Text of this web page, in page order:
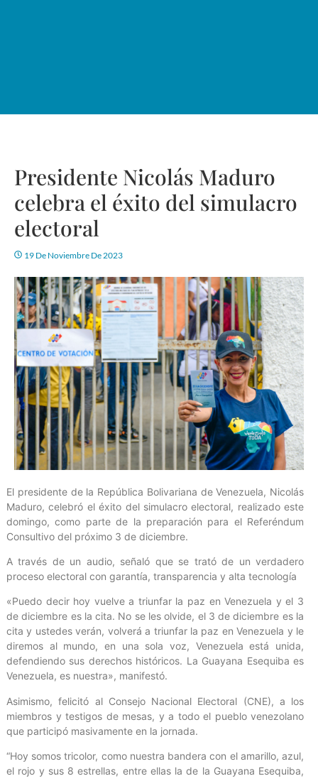
Presidente Nicolás Maduro
celebra el éxito del simulacro
electoral
19 De Noviembre De 2023
El presidente de la República Bolivariana de Venezuela, Nicolás
Maduro, celebró el éxito del simulacro electoral, realizado este
domingo, como parte de la preparación para el Referéndum
Consultivo del próximo 3 de diciembre.
A través de un audio, señaló que se trató de un verdadero
proceso electoral con garantía, transparencia y alta tecnología
«Puedo decir hoy vuelve a triunfar la paz en Venezuela y el 3
de diciembre es la cita. No se les olvide, el 3 de diciembre es la
cita y ustedes verán, volverá a triunfar la paz en Venezuela y le
diremos al mundo, en una sola voz, Venezuela está unida,
defendiendo sus derechos históricos. La Guayana Esequiba es
Venezuela, es nuestra», manifestó.
Asimismo, felicitó al Consejo Nacional Electoral (CNE), a los
miembros y testigos de mesas, y a todo el pueblo venezolano
que participó masivamente en la jornada.
“Hoy somos tricolor, como nuestra bandera con el amarillo, azul,
el rojo y sus 8 estrellas, entre ellas la de la Guayana Esequiba,